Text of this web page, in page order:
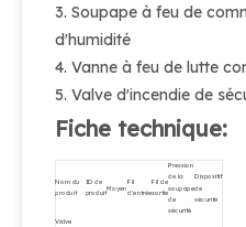
3. Soupape à feu de
d'humidité
4. Vanne à feu de lutte
5. Valve d'incendie de
Fiche technique:
Nom du
produit
ID de
produit
Moyen
Fil
d'entrée
Fil de
sortie
Pression
de la
soupape
de
sécurité
Dispositif
de
sécurité
Valve